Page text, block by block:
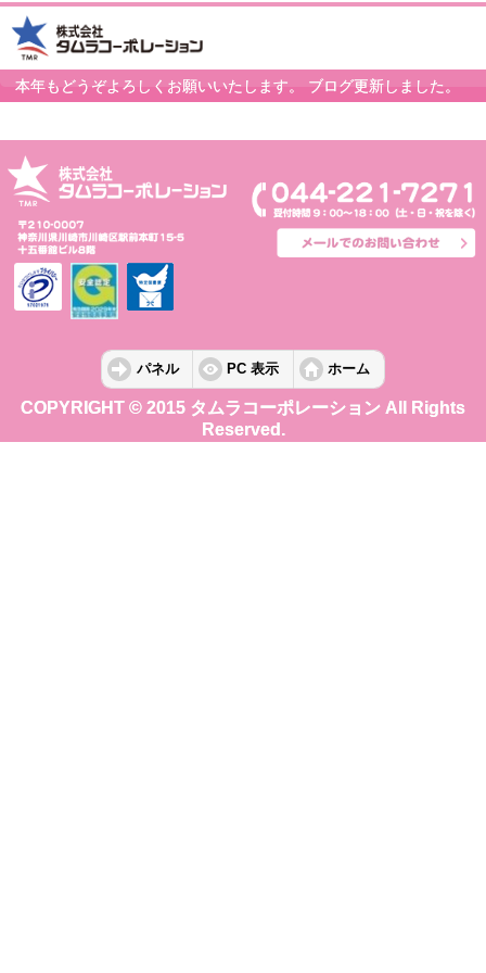
本年もどうぞよろしくお願いいたします。 ブログ更新しました。
パネル PC 表示 ホーム
COPYRIGHT © 2015 タムラコーポレーション All Rights
Reserved.